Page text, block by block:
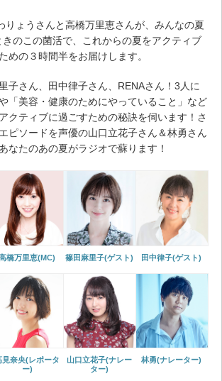
りょうさんと高橋万里恵さんが、みんなの夏
のこの菌活で、これからの夏をアクティブ
めの３時間半をお届けします。
子さん、田中律子さん、RENAさん！3人に
「美容・健康のためにやっていること」など
クティブに過ごすための秘訣を伺います！さ
ピソードを声優の山口立花子さん＆林勇さん
なたのあの夏がラジオで蘇ります！
橋万里恵(MC) 篠田麻里子(ゲスト) 田中律子(ゲスト)
見奈央(レポータ
ー)
山口立花子(ナレー
ター)
林勇(ナレーター)